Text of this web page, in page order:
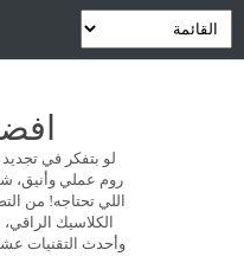
لو بتفكر في
روم عملي وأنيق،
اللي تحتاجه! من
الكلاسيك
وأحدث التقنيات